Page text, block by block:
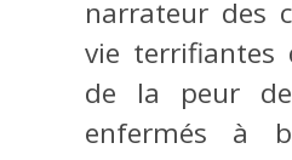
narrateur des
vie terrifiantes
de la peur
enfermés à